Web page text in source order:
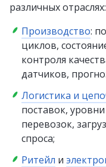
различных отраслях:
Производство:
циклов,
контроля
датчиков,
Логистика и
поставок,
перевозок,
спроса;
Ритейл и